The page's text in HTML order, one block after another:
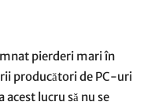
pierderi mari în
producători de PC-uri
acest lucru să nu se